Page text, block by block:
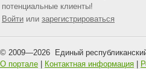
потенциальные клиенты!
Войти или зарегистрироваться
© 2009—2026 Единый
О портале
Контактная информация